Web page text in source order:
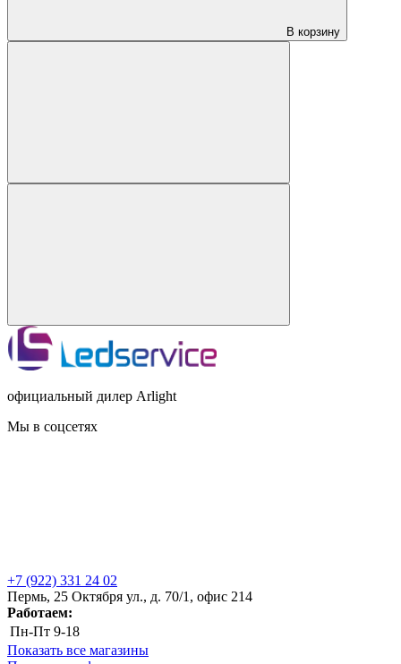
В корзину
официальный дилер Arlight
Мы в соцсетях
+7 (922) 331 24 02
Пермь, 25 Октября ул., д. 70/1, офис 214
Работаем:
Пн-Пт 9-18
Показать все магазины